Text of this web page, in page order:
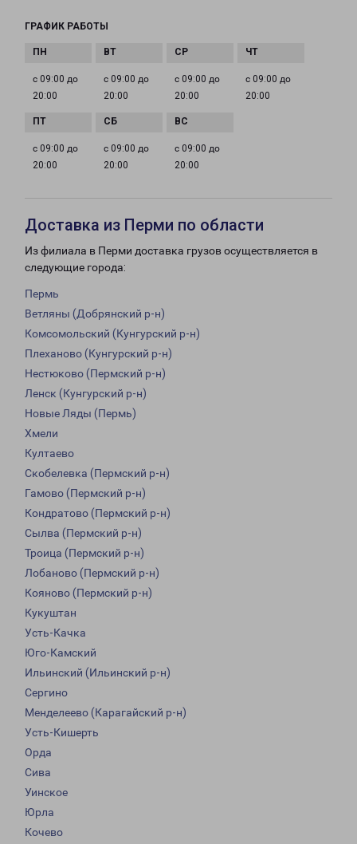
ГРАФИК РАБОТЫ
с 09:00 до
20:00
с 09:00 до
20:00
с 09:00 до
20:00
с 09:00 до
20:00
с 09:00 до
20:00
с 09:00 до
20:00
с 09:00 до
20:00
Доставка из Перми по области
Из филиала в Перми доставка грузов осуществляется в
следующие города:
Пермь
Ветляны (Добрянский р-н)
Комсомольский (Кунгурский р-н)
Плеханово (Кунгурский р-н)
Нестюково (Пермский р-н)
Ленск (Кунгурский р-н)
Новые Ляды (Пермь)
Хмели
Култаево
Скобелевка (Пермский р-н)
Гамово (Пермский р-н)
Кондратово (Пермский р-н)
Сылва (Пермский р-н)
Троица (Пермский р-н)
Лобаново (Пермский р-н)
Кояново (Пермский р-н)
Кукуштан
Усть-Качка
Юго-Камский
Ильинский (Ильинский р-н)
Сергино
Менделеево (Карагайский р-н)
Усть-Кишерть
Орда
Сива
Уинское
Юрла
Кочево